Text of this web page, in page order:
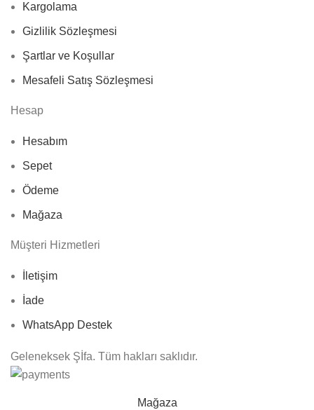
Kargolama
Gizlilik Sözleşmesi
Şartlar ve Koşullar
Mesafeli Satış Sözleşmesi
Hesap
Hesabım
Sepet
Ödeme
Mağaza
Müşteri Hizmetleri
İletişim
İade
WhatsApp Destek
Geleneksek Şİfa. Tüm hakları saklıdır.
Mağaza